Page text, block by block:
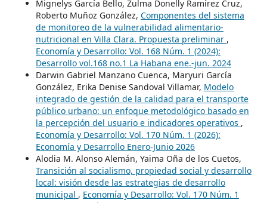
Mignelys García Bello, Zulma Donelly Ramírez Cruz,
Roberto Muñoz González, Componentes del sistema
de monitoreo de la vulnerabilidad alimentario-
nutricional en Villa Clara. Propuesta preliminar ,
Economía y Desarrollo: Vol. 168 Núm. 1 (2024):
Desarrollo vol.168 no.1 La Habana ene.-jun. 2024
Darwin Gabriel Manzano Cuenca, Maryuri García
González, Erika Denise Sandoval Villamar, Modelo
integrado de gestión de la calidad para el transporte
público urbano: un enfoque metodológico basado en
la percepción del usuario e indicadores operativos ,
Economía y Desarrollo: Vol. 170 Núm. 1 (2026):
Economía y Desarrollo Enero-Junio 2026
Alodia M. Alonso Alemán, Yaima Oña de los Cuetos,
Transición al socialismo, propiedad social y desarrollo
local: visión desde las estrategias de desarrollo
municipal , Economía y Desarrollo: Vol. 170 Núm. 1